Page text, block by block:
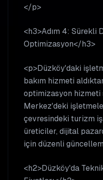
</p>
<h3>Adım 4: Sürekli
Optimizasyon</h3>
<p>Düzköy'daki
bakım hizmeti
optimizasyon hizmeti
Merkez'deki
çevresindeki turizm
üreticiler, dijital
için düzenli
<h2>Düzköy'da